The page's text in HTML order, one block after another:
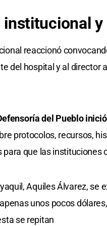
institucional
reaccionó
del hospital y al director
del Pueblo
protocolos, recursos,
para que las instituciones
Aquiles Álvarez,
unos pocos
se repitan